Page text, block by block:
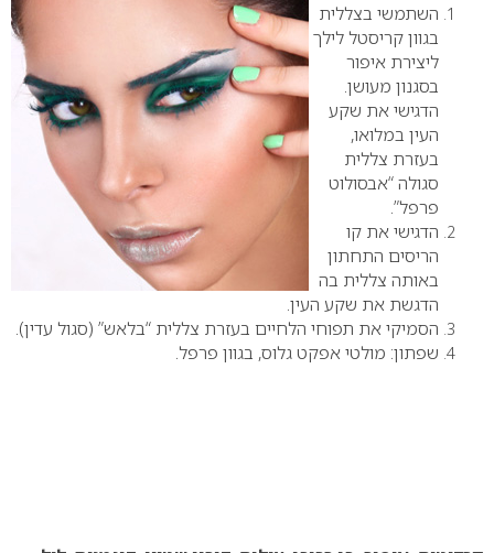
השתמשי בצללית
בגוון קריסטל לילך
ליצירת איפור
בסגנון מעושן.
הדגישי את שקע
העין במלואו,
בעזרת צללית
סגולה “אבסולוט
פרפל”.
הדגישי את קו
הריסים התחתון
באותה צללית בה
הדגשת את שקע העין.
הסמיקי את תפוחי הלחיים בעזרת צללית “בלאש” (סגול עדין).
שפתון: מולטי אפקט גלוס, בגוון פרפל.